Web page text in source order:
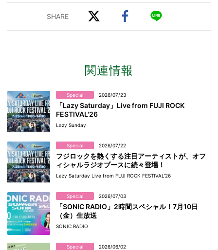
関連情報
Special 2026/07/23
「Lazy Saturday」Live from FUJI ROCK
FESTIVAL'26
Lazy Sunday
Special 2026/07/22
フジロックを熱くする注目アーティストが、オフ
ィシャルラジオブースに続々登場！
Lazy Saturday Live from FUJI ROCK FESTIVAL'26
Special 2026/07/03
「SONIC RADIO」2時間スペシャル！7月10日
（金）生放送
SONIC RADIO
Special 2026/06/02